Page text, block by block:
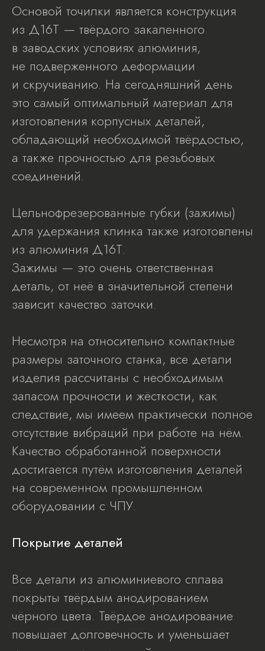
Основой точилки является конструкция
из Д16Т — твёрдого закаленного
в заводских условиях алюминия,
не подверженного деформации
и скручиванию. На сегодняшний день
это самый оптимальный материал для
изготовления корпусных деталей,
обладающий необходимой твёрдостью,
а также прочностью для резьбовых
соединений.
Цельнофрезерованные губки (зажимы)
для удержания клинка также изготовлены
из алюминия Д16Т.
Зажимы — это очень ответственная
деталь, от неё в значительной степени
зависит качество заточки.
Несмотря на относительно компактные
размеры заточного станка, все детали
изделия рассчитаны с необходимым
запасом прочности и жёсткости, как
следствие, мы имеем практически полное
отсутствие вибраций при работе на нём.
Качество обработанной поверхности
достигается путём изготовления деталей
на современном промышленном
оборудовании с ЧПУ.
Покрытие деталей
Все детали из алюминиевого сплава
покрыты твёрдым анодированием
чёрного цвета. Твёрдое анодирование
повышает долговечность и уменьшает